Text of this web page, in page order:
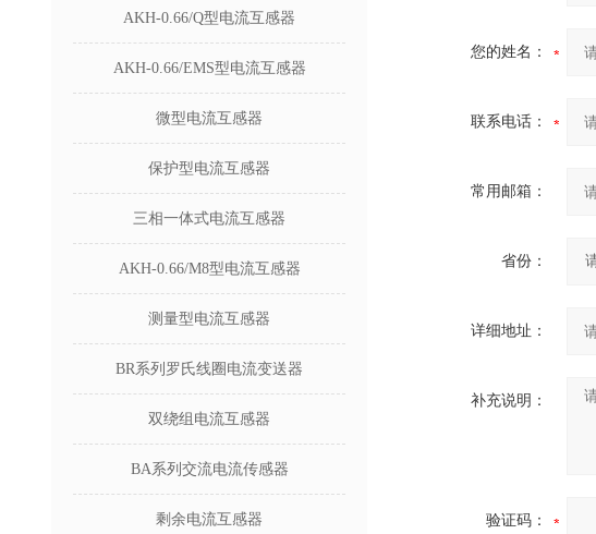
AKH-0.66/Q型电流互感器
AKH-0.66/EMS型电流互感器
微型电流互感器
保护型电流互感器
三相一体式电流互感器
AKH-0.66/M8型电流互感器
测量型电流互感器
BR系列罗氏线圈电流变送器
双绕组电流互感器
BA系列交流电流传感器
剩余电流互感器
您的姓名：
联系电话：
常用邮箱：
省份：
详细地址：
补充说明：
验证码：